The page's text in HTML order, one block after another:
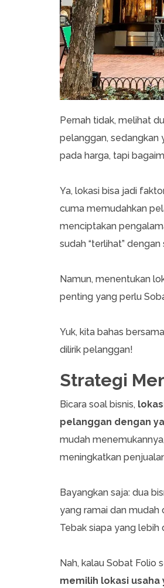
Pernah tidak, melihat
pelanggan, sedangkan
pada harga, tapi
Ya, lokasi bisa jadi
cuma memudahkan
menciptakan
sudah “terlihat” dengan
Namun, menentukan
penting yang perlu
Yuk, kita bahas
dilirik pelanggan!
Strategi
Bicara soal bisnis,
pelanggan dengan
mudah
meningkatkan
Bayangkan saja: dua
yang ramai dan mudah
Tebak siapa yang lebih
Nah, kalau Sobat Folio
memilih lokasi